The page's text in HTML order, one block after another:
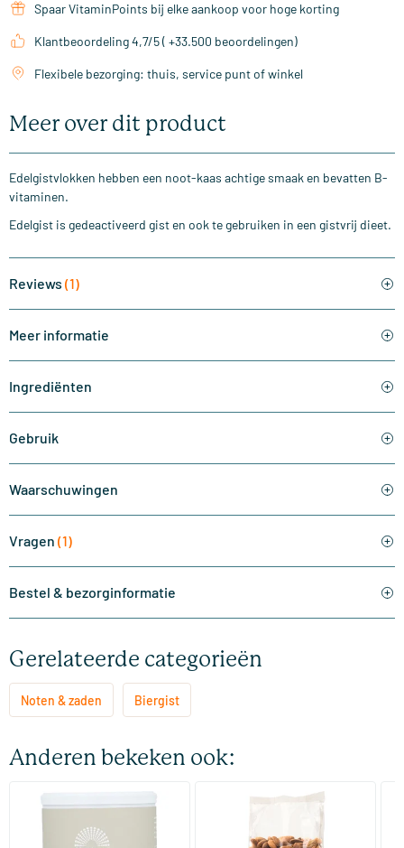
Spaar VitaminPoints bij elke aankoop voor hoge korting
Klantbeoordeling 4,7/5 ( +33.500 beoordelingen)
Flexibele bezorging: thuis, service punt of winkel
Meer over dit product
Edelgistvlokken hebben een noot-kaas achtige smaak en bevatten B-
vitaminen.
Edelgist is gedeactiveerd gist en ook te gebruiken in een gistvrij dieet.
Reviews (1)
Meer informatie
Ingrediënten
Gebruik
Waarschuwingen
Vragen (1)
Bestel & bezorginformatie
Gerelateerde categorieën
Noten & zaden Biergist
Anderen bekeken ook: